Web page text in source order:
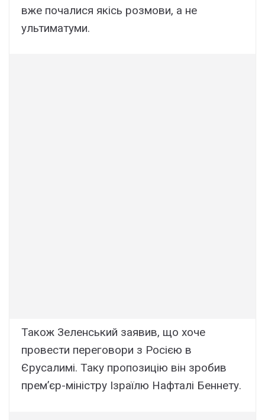
вже почалися якісь розмови, а не
ультиматуми.
Також Зеленський заявив, що хоче
провести переговори з Росією в
Єрусалимі. Таку пропозицію він зробив
прем’єр-міністру Ізраїлю Нафталі Беннету.